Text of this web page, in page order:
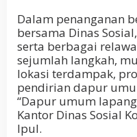
Dalam penanganan
bersama Dinas
serta berbagai
sejumlah langkah,
lokasi terdampak,
pendirian dapur
“Dapur umum
Kantor Dinas Sosial
Ipul.